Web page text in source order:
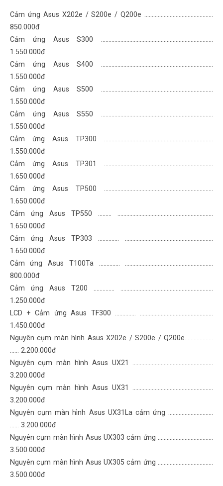
Cảm ứng Asus X202e / S200e / Q200e ..........………………………………
850.000đ
Cảm ứng Asus S300 .......................................………………………………
1.550.000đ
Cảm ứng Asus S400 .......................................………………………………
1.550.000đ
Cảm ứng Asus S500 .......................................………………………………
1.550.000đ
Cảm ứng Asus S550 .......................................………………………………
1.550.000đ
Cảm ứng Asus TP300 .....................................………………………………
1.550.000đ
Cảm ứng Asus TP301 .....................................………………………………
1.650.000đ
Cảm ứng Asus TP500 .....................................………………………………
1.650.000đ
Cảm ứng Asus TP550 ......... ............................………………………………
1.650.000đ
Cảm ứng Asus TP303 .............. .......................………………………………
1.650.000đ
Cảm ứng Asus T100Ta .............. .......................………………………………
800.000đ
Cảm ứng Asus T200 .............. .......................………………...………………
1.250.000đ
LCD + Cảm ứng Asus TF300 .............. ..........………………...………………
1.450.000đ
Nguyên cụm màn hình Asus X202e / S200e / Q200e...................
…… 2.200.000đ
Nguyên cụm màn hình Asus UX21 ................................................……
3.200.000đ
Nguyên cụm màn hình Asus UX31 ................................................……
3.200.000đ
Nguyên cụm màn hình Asus UX31La cảm ứng ..............................
…… 3.200.000đ
Nguyên cụm màn hình Asus UX303 cảm ứng ...............................……
3.500.000đ
Nguyên cụm màn hình Asus UX305 cảm ứng ...............................……
3.500.000đ